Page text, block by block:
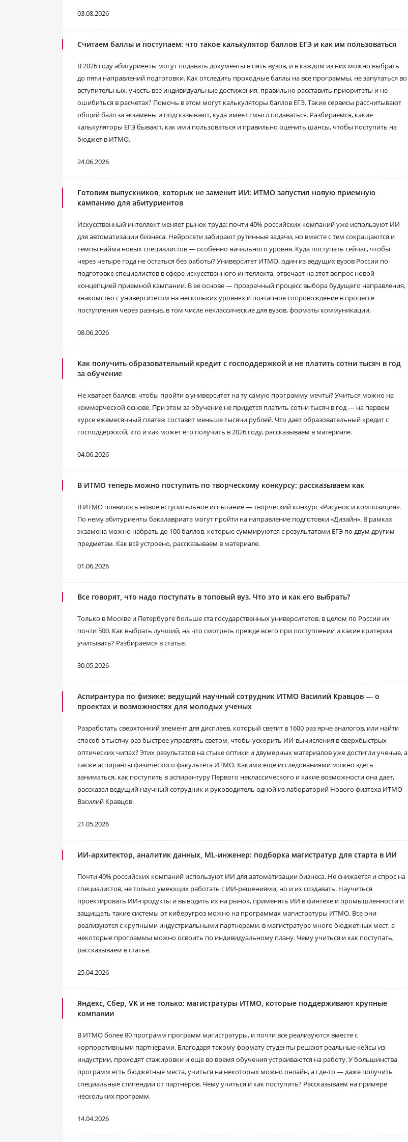
03.08.2026
Считаем баллы и поступаем: что такое калькулятор баллов ЕГЭ и как им пользоваться
В 2026 году абитуриенты могут подавать документы в пять вузов, и в каждом из них можно выбрать
до пяти направлений подготовки. Как отследить проходные баллы на все программы, не запутаться во
вступительных, учесть все индивидуальные достижения, правильно расставить приоритеты и не
ошибиться в расчетах? Помочь в этом могут калькуляторы баллов ЕГЭ. Такие сервисы рассчитывают
общий балл за экзамены и подсказывают, куда имеет смысл подаваться. Разбираемся, какие
калькуляторы ЕГЭ бывают, как ими пользоваться и правильно оценить шансы, чтобы поступить на
бюджет в ИТМО.
24.06.2026
Готовим выпускников, которых не заменит ИИ: ИТМО запустил новую приемную
кампанию для абитуриентов
Искусственный интеллект меняет рынок труда: почти 40% российских компаний уже используют ИИ
для автоматизации бизнеса. Нейросети забирают рутинные задачи, но вместе с тем сокращаются и
темпы найма новых специалистов ― особенно начального уровня. Куда поступать сейчас, чтобы
через четыре года не остаться без работы? Университет ИТМО, один из ведущих вузов России по
подготовке специалистов в сфере искусственного интеллекта, отвечает на этот вопрос новой
концепцией приемной кампании. В ее основе ― прозрачный процесс выбора будущего направления,
знакомство с университетом на нескольких уровнях и поэтапное сопровождение в процессе
поступления через разные, в том числе неклассические для вузов, форматы коммуникации.
08.06.2026
Как получить образовательный кредит с господдержкой и не платить сотни тысяч в год
за обучение
Не хватает баллов, чтобы пройти в университет на ту самую программу мечты? Учиться можно на
коммерческой основе. При этом за обучение не придется платить сотни тысяч в год ― на первом
курсе ежемесячный платеж составит меньше тысячи рублей. Что дает образовательный кредит с
господдержкой, кто и как может его получить в 2026 году, рассказываем в материале.
04.06.2026
В ИТМО теперь можно поступить по творческому конкурсу: рассказываем как
В ИТМО появилось новое вступительное испытание — творческий конкурс «Рисунок и композиция».
По нему абитуриенты бакалавриата могут пройти на направление подготовки «Дизайн». В рамках
экзамена можно набрать до 100 баллов, которые суммируются с результатами ЕГЭ по двум другим
предметам. Как всё устроено, рассказываем в материале.
01.06.2026
Все говорят, что надо поступать в топовый вуз. Что это и как его выбрать?
Только в Москве и Петербурге больше ста государственных университетов, в целом по России их
почти 500. Как выбрать лучший, на что смотреть прежде всего при поступлении и какие критерии
учитывать? Разбираемся в статье.
30.05.2026
Аспирантура по физике: ведущий научный сотрудник ИТМО Василий Кравцов — о
проектах и возможностях для молодых ученых
Разработать сверхтонкий элемент для дисплеев, который светит в 1600 раз ярче аналогов, или найти
способ в тысячу раз быстрее управлять светом, чтобы ускорить ИИ-вычисления в сверхбыстрых
оптических чипах? Этих результатов на стыке оптики и двумерных материалов уже достигли ученые, а
также аспиранты физического факультета ИТМО. Какими еще исследованиями можно здесь
заниматься, как поступить в аспирантуру Первого неклассического и какие возможности она дает,
рассказал ведущий научный сотрудник и руководитель одной из лабораторий Нового физтеха ИТМО
Василий Кравцов.
21.05.2026
ИИ-архитектор, аналитик данных, ML-инженер: подборка магистратур для старта в ИИ
Почти 40% российских компаний используют ИИ для автоматизации бизнеса. Не снижается и спрос на
специалистов, не только умеющих работать с ИИ-решениями, но и их создавать. Научиться
проектировать ИИ-продукты и выводить их на рынок, применять ИИ в финтехе и промышленности и
защищать такие системы от киберугроз можно на программах магистратуры ИТМО. Все они
реализуются с крупными индустриальными партнерами, в магистратуре много бюджетных мест, а
некоторые программы можно освоить по индивидуальному плану. Чему учиться и как поступать,
рассказываем в статье.
25.04.2026
Яндекс, Сбер, VK и не только: магистратуры ИТМО, которые поддерживают крупные
компании
В ИТМО более 80 программ программ магистратуры, и почти все реализуются вместе с
корпоративными партнерами. Благодаря такому формату студенты решают реальные кейсы из
индустрии, проходят стажировки и еще во время обучения устраиваются на работу. У большинства
программ есть бюджетные места, учиться на некоторых можно онлайн, а где-то ― даже получить
специальные стипендии от партнеров. Чему учиться и как поступить? Рассказываем на примере
нескольких программ.
14.04.2026